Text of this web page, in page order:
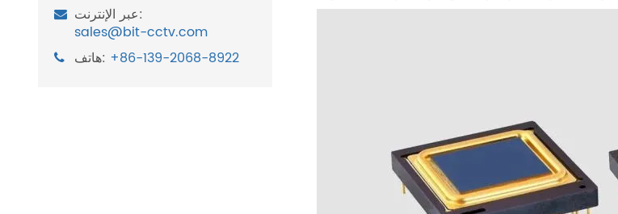
عبر الإنترنت:
sales@bit-cctv.com
هاتف: +86-139-2068-8922